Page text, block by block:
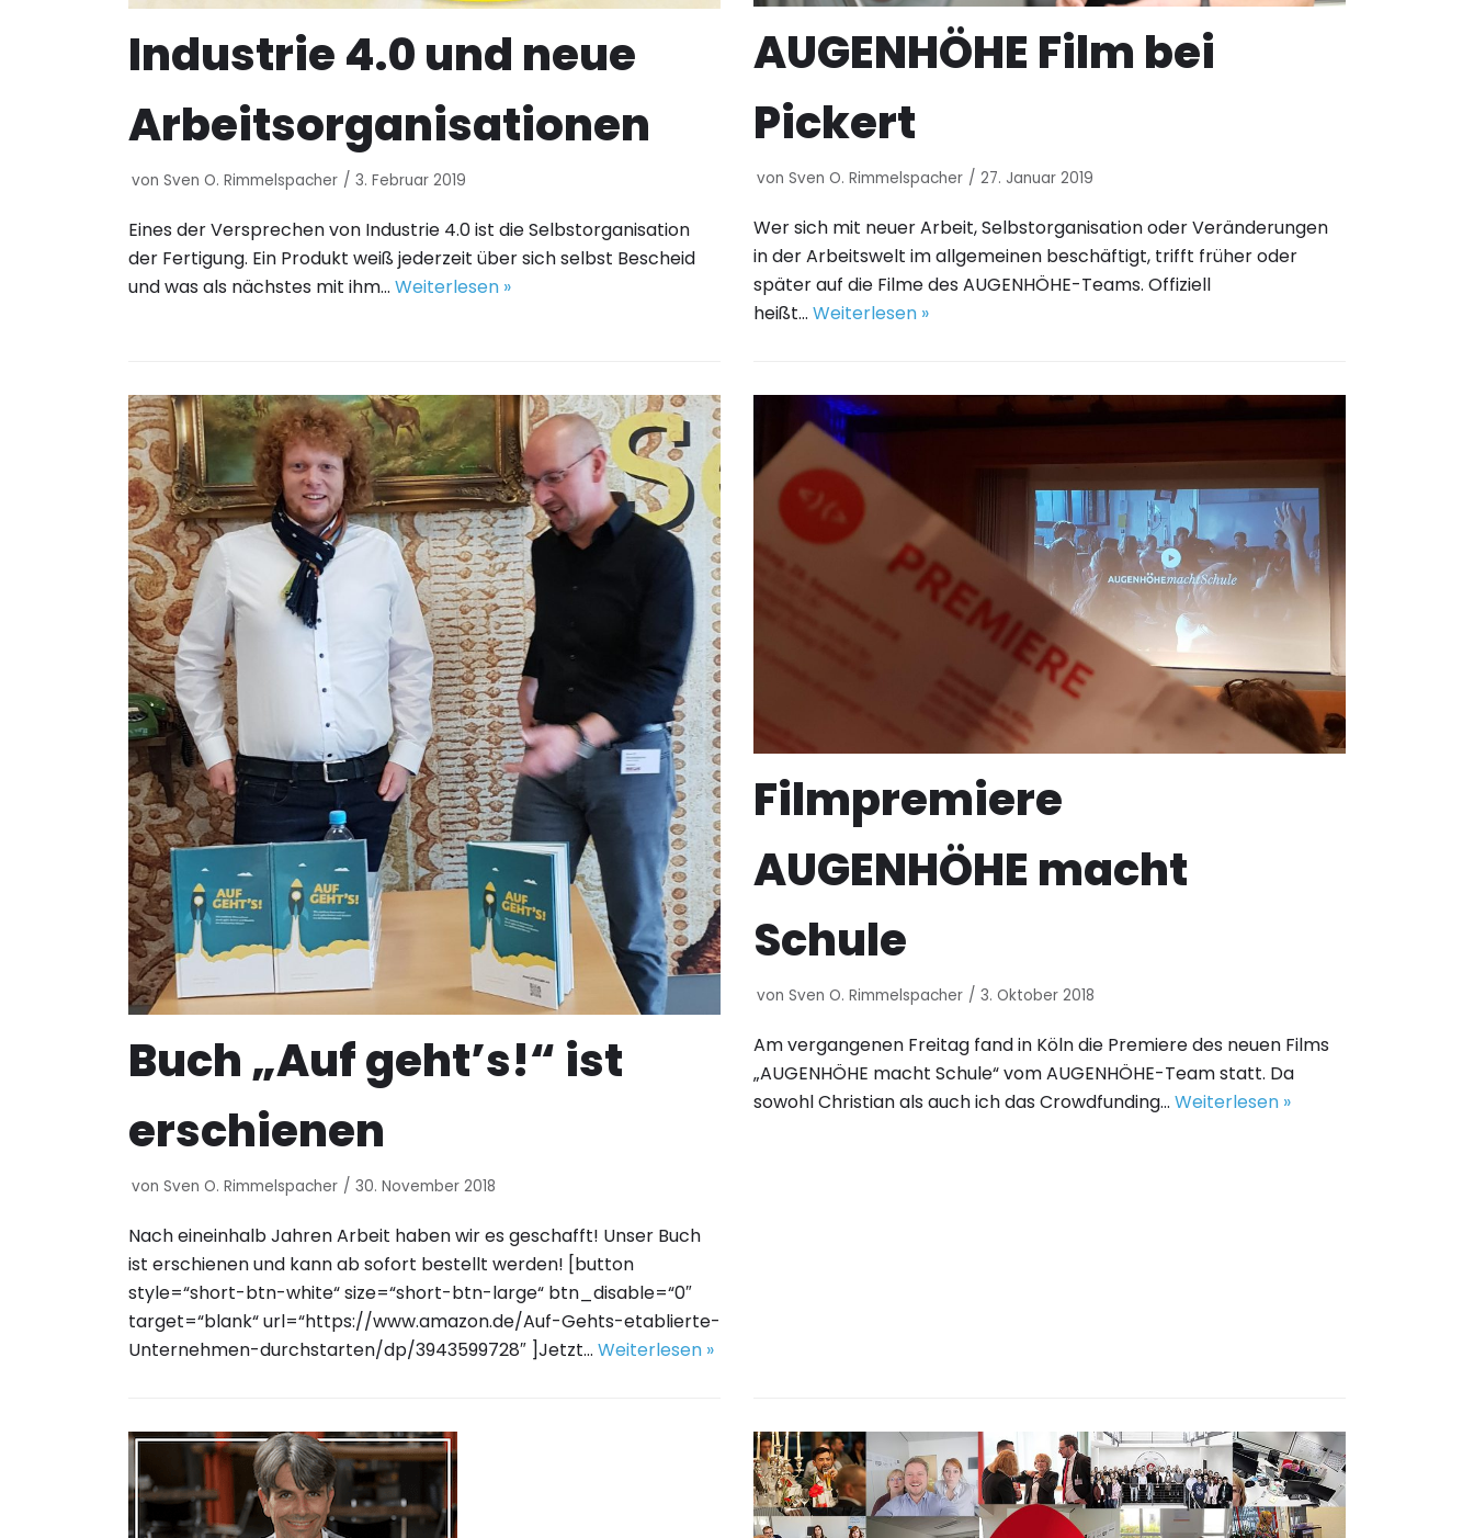
Industrie 4.0 und neue
Arbeitsorganisationen
von Sven O. Rimmelspacher 3. Februar 2019
Eines der Versprechen von Industrie 4.0 ist die Selbstorganisation
der Fertigung. Ein Produkt weiß jederzeit über sich selbst Bescheid
und was als nächstes mit ihm… Weiterlesen »
AUGENHÖHE Film bei
Pickert
von Sven O. Rimmelspacher 27. Januar 2019
Wer sich mit neuer Arbeit, Selbstorganisation oder Veränderungen
in der Arbeitswelt im allgemeinen beschäftigt, trifft früher oder
später auf die Filme des AUGENHÖHE-Teams. Offiziell
heißt… Weiterlesen »
Buch „Auf geht’s!“ ist
erschienen
von Sven O. Rimmelspacher 30. November 2018
Nach eineinhalb Jahren Arbeit haben wir es geschafft! Unser Buch
ist erschienen und kann ab sofort bestellt werden! [button
style=“short-btn-white“ size=“short-btn-large“ btn_disable=“0″
target=“blank“ url=“https://www.amazon.de/Auf-Gehts-etablierte-
Unternehmen-durchstarten/dp/3943599728″ ]Jetzt… Weiterlesen »
Filmpremiere
AUGENHÖHE macht
Schule
von Sven O. Rimmelspacher 3. Oktober 2018
Am vergangenen Freitag fand in Köln die Premiere des neuen Films
„AUGENHÖHE macht Schule“ vom AUGENHÖHE-Team statt. Da
sowohl Christian als auch ich das Crowdfunding… Weiterlesen »